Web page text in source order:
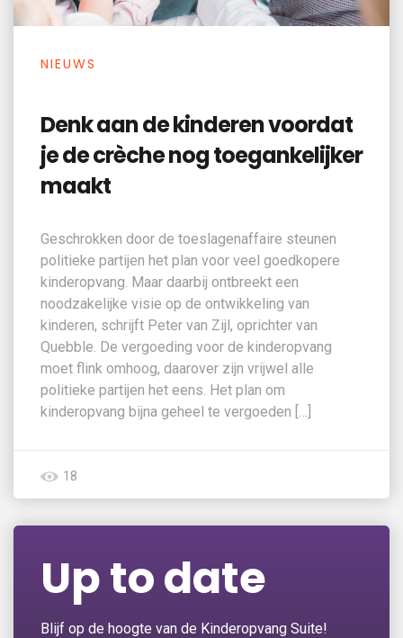
NIEUWS
Denk aan de kinderen voordat
je de crèche nog toegankelijker
maakt
Geschrokken door de toeslagenaffaire steunen
politieke partijen het plan voor veel goedkopere
kinderopvang. Maar daarbij ontbreekt een
noodzakelijke visie op de ontwikkeling van
kinderen, schrijft Peter van Zijl, oprichter van
Quebble. De vergoeding voor de kinderopvang
moet flink omhoog, daarover zijn vrijwel alle
politieke partijen het eens. Het plan om
kinderopvang bijna geheel te vergoeden […]
18
Up to date
Blijf op de hoogte van de Kinderopvang Suite!